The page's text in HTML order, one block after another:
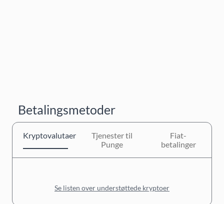
Betalingsmetoder
Kryptovalutaer
Tjenester til
Punge
Fiat-
betalinger
Se listen over understøttede kryptoer